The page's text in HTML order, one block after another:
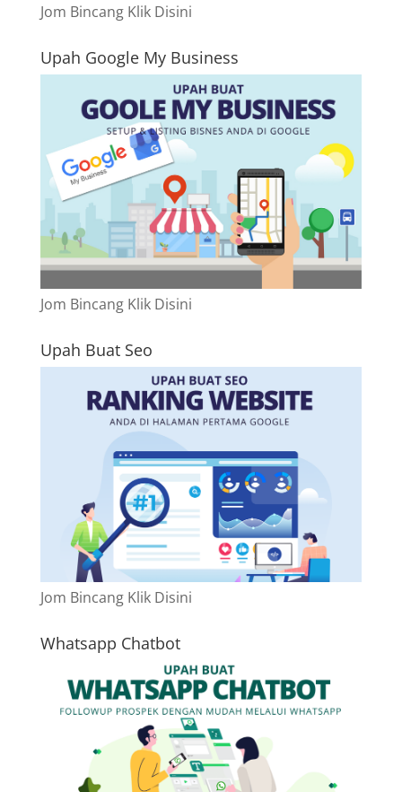
Jom Bincang Klik Disini
Upah Google My Business
Jom Bincang Klik Disini
Upah Buat Seo
Jom Bincang Klik Disini
Whatsapp Chatbot